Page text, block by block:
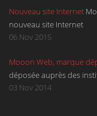
.be, en .com, en .net ou
Nouveau site Internet
nouveau site Internet
06 Nov 2015
Mooon Web, marque
déposée auprès des
03 Nov 2014